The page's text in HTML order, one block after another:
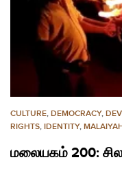
CULTURE, DEMOCRACY,
RIGHTS, IDENTITY,
மலையகம் 200: